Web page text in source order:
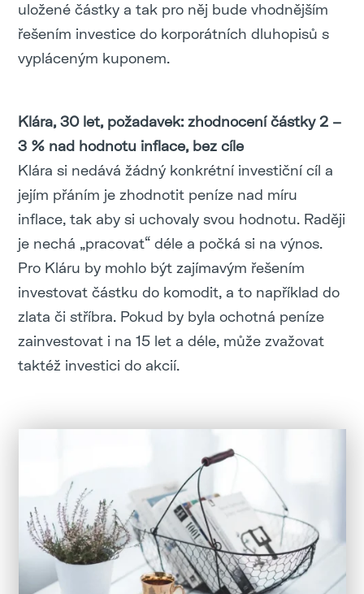
uložené částky a tak pro něj bude vhodnějším
řešením investice do korporátních dluhopisů s
vypláceným kuponem.
Klára, 30 let, požadavek: zhodnocení částky 2 –
3 % nad hodnotu inflace, bez cíle
Klára si nedává žádný konkrétní investiční cíl a
jejím přáním je zhodnotit peníze nad míru
inflace, tak aby si uchovaly svou hodnotu. Raději
je nechá „pracovat“ déle a počká si na výnos.
Pro Kláru by mohlo být zajímavým řešením
investovat částku do komodit, a to například do
zlata či stříbra. Pokud by byla ochotná peníze
zainvestovat i na 15 let a déle, může zvažovat
taktéž investici do akcií.